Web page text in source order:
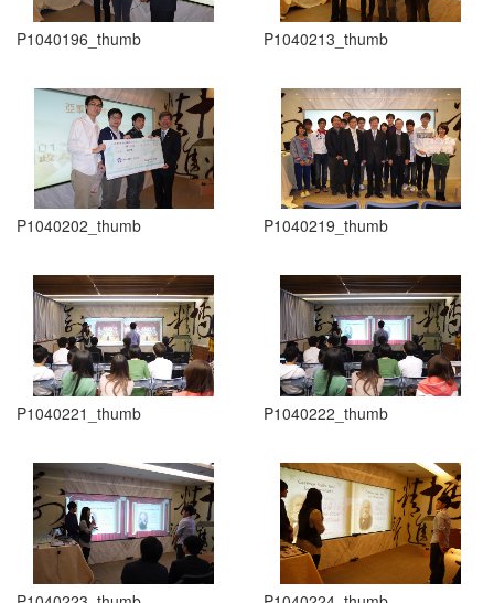
P1040196_thumb P1040213_thumb
P1040202_thumb P1040219_thumb
P1040221_thumb P1040222_thumb